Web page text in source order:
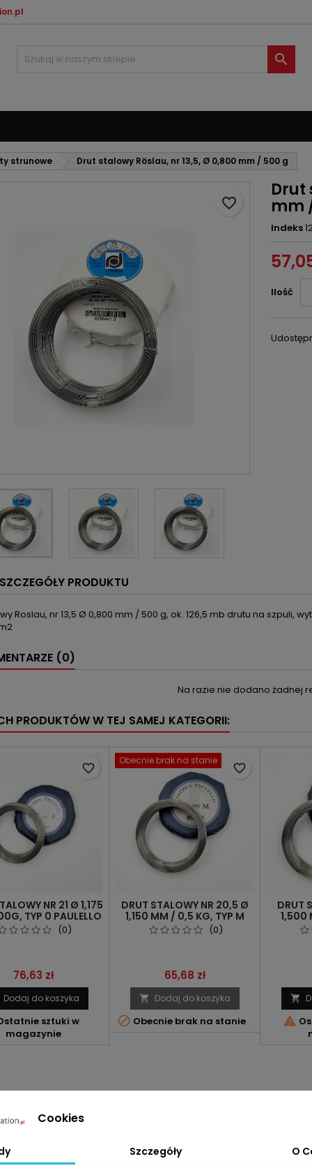

strunowe Drut stalowy Röslau, nr 13,5, Ø 0,800 mm / 500 g
favorite_border
Drut
mm
Indeks
Ilość
SZCZEGÓŁY PRODUKTU
Roslau, nr 13,5 Ø 0,800 mm / 500 g, ok. 126,5 mb drutu na szpuli,
(0)
Na razie nie dodano żadnej
PRODUKTÓW W TEJ SAMEJ KATEGORII:
NR 21 Ø 1,175
TYP 0 PAULELLO
(0)
Cena
76,63 zł
Dodaj do koszyka
sztuki w
magazynie
favorite_border
Obecnie brak na stanie
DRUT STALOWY NR 20,5 Ø
1,150 MM / 0,5 KG, TYP M
PAULELLO (0)
Cena
65,68 zł
 Dodaj do koszyka
 Obecnie brak na stanie
favorite_border
DRUT
1,500


Utwórz listę życzeń
być zalogowany by zapisać produkty na swojej liście życzeń.
Cookies
Szczegóły O